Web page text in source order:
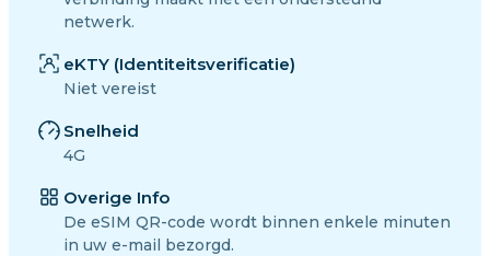
netwerk.
eKTY (Identiteitsverificatie)
Niet vereist
Snelheid
4G
Overige Info
De eSIM QR-code wordt binnen enkele minuten
in uw e-mail bezorgd.